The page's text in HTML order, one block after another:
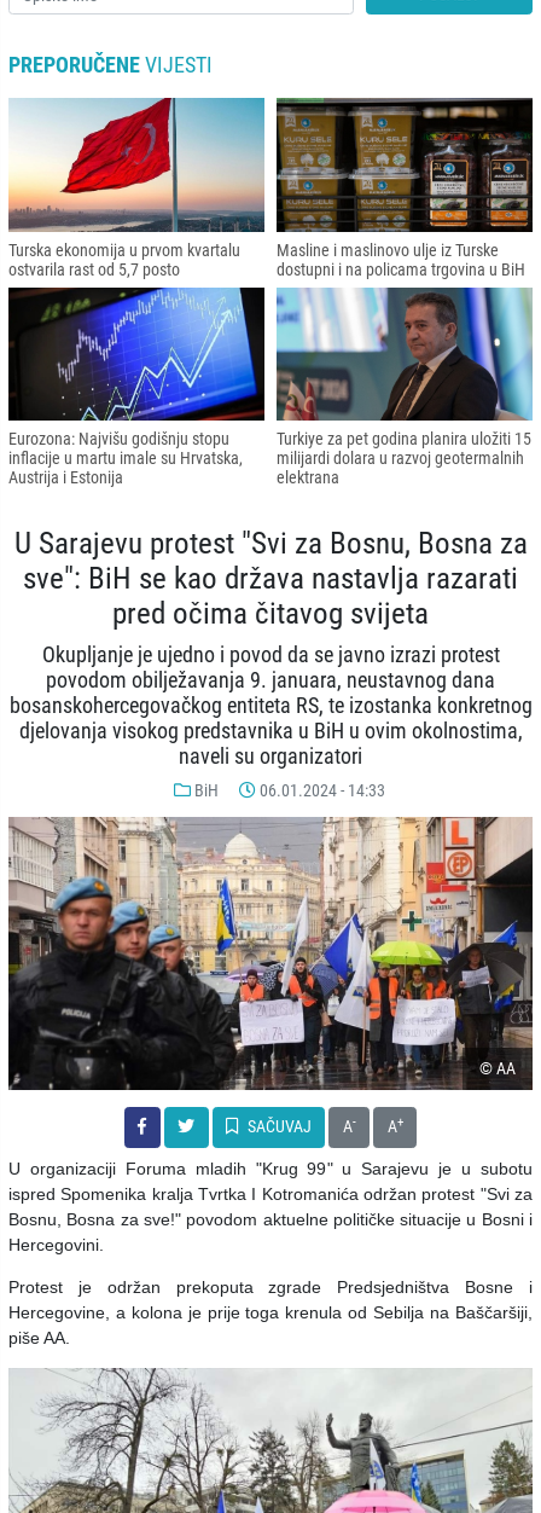
PREPORUČENEVIJESTI
Turska ekonomija u prvom kvartalu
ostvarila rast od 5,7 posto
Masline i maslinovo ulje iz Turske
dostupni i na policama trgovina u BiH
Eurozona: Najvišu godišnju stopu
inflacije u martu imale su Hrvatska,
Austrija i Estonija
Turkiye za pet godina planira uložiti 15
milijardi dolara u razvoj geotermalnih
elektrana
U Sarajevu protest "Svi za Bosnu, Bosna za
sve": BiH se kao država nastavlja razarati
pred očima čitavog svijeta
Okupljanje je ujedno i povod da se javno izrazi protest
povodom obilježavanja 9. januara, neustavnog dana
bosanskohercegovačkog entiteta RS, te izostanka konkretnog
djelovanja visokog predstavnika u BiH u ovim okolnostima,
naveli su organizatori
BiH 06.01.2024 - 14:33
© AA
SAČUVAJ A- A+
U organizaciji Foruma mladih "Krug 99" u Sarajevu je u subotu
ispred Spomenika kralja Tvrtka I Kotromanića održan protest "Svi za
Bosnu, Bosna za sve!" povodom aktuelne političke situacije u Bosni i
Hercegovini.
Protest je održan prekoputa zgrade Predsjedništva Bosne i
Hercegovine, a kolona je prije toga krenula od Sebilja na Baščaršiji,
piše AA.